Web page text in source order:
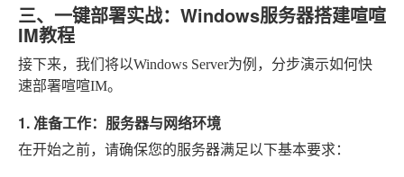
三、一键部署实战：Windows服务器搭建喧喧
IM教程
接下来，我们将以Windows Server为例，分步演示如何快
速部署喧喧IM。
1. 准备工作：服务器与网络环境
在开始之前，请确保您的服务器满足以下基本要求：